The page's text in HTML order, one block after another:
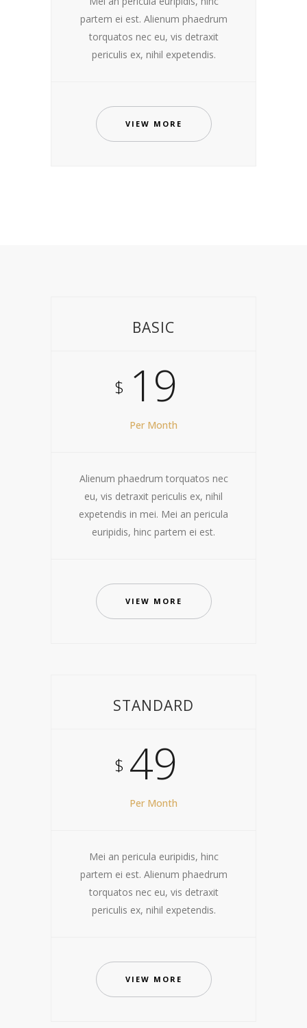
partem ei est. Alienum phaedrum
torquatos nec eu, vis detraxit
periculis ex, nihil expetendis.
VIEW MORE
BASIC
$ 19
Per Month
Alienum phaedrum torquatos nec
eu, vis detraxit periculis ex, nihil
expetendis in mei. Mei an pericula
euripidis, hinc partem ei est.
VIEW MORE
STANDARD
$ 49
Per Month
Mei an pericula euripidis, hinc
partem ei est. Alienum phaedrum
torquatos nec eu, vis detraxit
periculis ex, nihil expetendis.
VIEW MORE